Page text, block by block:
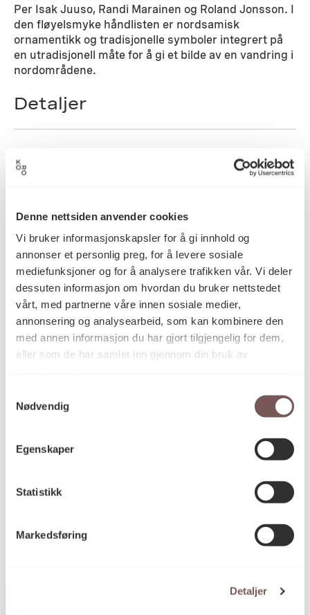
Denne nettsiden anvender cookies
Vi bruker informasjonskapsler for å gi innhold og
annonser et personlig preg, for å levere sosiale
mediefunksjoner og for å analysere trafikken vår. Vi deler
dessuten informasjon om hvordan du bruker nettstedet
vårt, med partnerne våre innen sosiale medier,
annonsering og analysearbeid, som kan kombinere den
med annen informasjon du har gjort tilgjengelig for dem,
eller som de har samlet inn gjennom din bruk av
Nødvendig
Egenskaper
Statistikk
Markedsføring
Detaljer
Per Isak Juuso, Randi Marainen og Roland Jonsson. I
den fløyelsmyke håndlisten er nordsamisk
ornamentikk og tradisjonelle symboler integrert på
en utradisjonell måte for å gi et bilde av en vandring i
nordområdene.
Detaljer
Datering
Kunstner Per Isak Juuso
Kategori
Gravering, Kunsthåndverk,
Trearbeid, Treskjæring
Teknikk og
materiale
Utskjært, polert tre, gravert
reinsdyrhorn
Mål
Reference